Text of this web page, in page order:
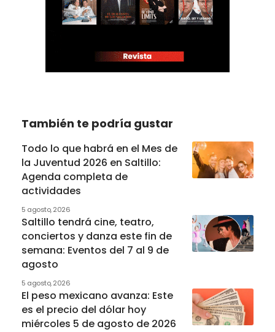
También te podría gustar
Todo lo que habrá en el Mes de
la Juventud 2026 en Saltillo:
Agenda completa de
actividades
5 agosto, 2026
Saltillo tendrá cine, teatro,
conciertos y danza este fin de
semana: Eventos del 7 al 9 de
agosto
5 agosto, 2026
El peso mexicano avanza: Este
es el precio del dólar hoy
miércoles 5 de agosto de 2026